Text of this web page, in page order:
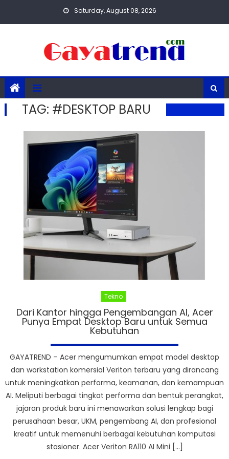
Saturday, August 08, 2026
TAG: #DESKTOP BARU
Tekno
Dari Kantor hingga Pengembangan AI, Acer
Punya Empat Desktop Baru untuk Semua
Kebutuhan
GAYATREND – Acer mengumumkan empat model desktop
dan workstation komersial Veriton terbaru yang dirancang
untuk meningkatkan performa, keamanan, dan kemampuan
AI. Meliputi berbagai tingkat performa dan bentuk perangkat,
jajaran produk baru ini menawarkan solusi lengkap bagi
perusahaan besar, UKM, pengembang AI, dan profesional
kreatif untuk memenuhi berbagai kebutuhan komputasi
stasioner. Acer Veriton RA110 AI Mini […]